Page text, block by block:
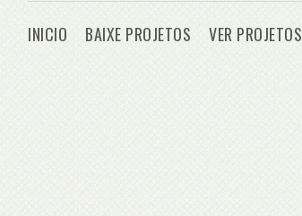
INICIO BAIXE PROJETOS VER PROJETOS